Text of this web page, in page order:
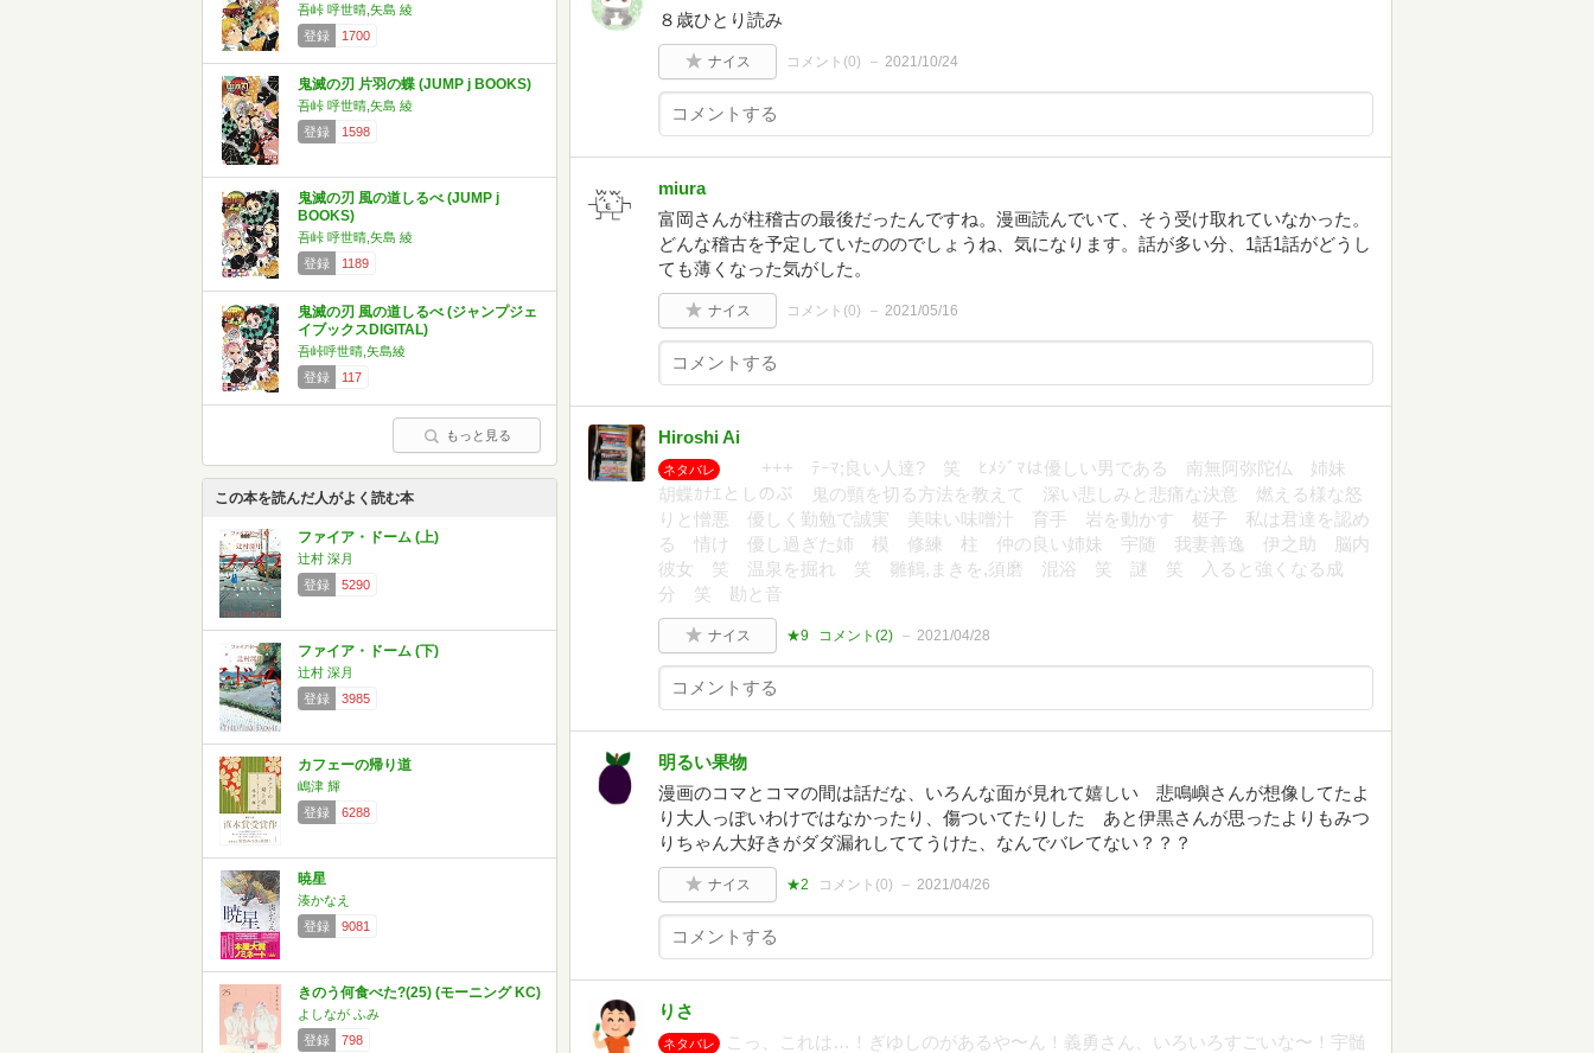
吾峠 呼世晴,矢島 綾
登録
1700
鬼滅の刃 片羽の蝶 (JUMP j BOOKS)
吾峠 呼世晴,矢島 綾
登録
1598
鬼滅の刃 風の道しるべ (JUMP j
BOOKS)
吾峠 呼世晴,矢島 綾
登録
1189
鬼滅の刃 風の道しるべ (ジャンプジェ
イブックスDIGITAL)
吾峠呼世晴,矢島綾
登録
117
もっと見る
この本を読んだ人がよく読む本
ファイア・ドーム (上)
辻村 深月
登録
5290
ファイア・ドーム (下)
辻村 深月
登録
3985
カフェーの帰り道
嶋津 輝
登録
6288
暁星
湊かなえ
登録
9081
きのう何食べた?(25) (モーニング KC)
よしなが ふみ
登録
798
８歳ひとり読み
ナイス コメント(0) 2021/10/24
miura
富岡さんが柱稽古の最後だったんですね。漫画読んでいて、そう受け取れていなかった。
どんな稽古を予定していたののでしょうね、気になります。話が多い分、1話1話がどうし
ても薄くなった気がした。
ナイス コメント(0) 2021/05/16
Hiroshi Ai
ネタバレ
+++ ﾃｰﾏ;良い人達? 笑 ﾋﾒｼﾞﾏは優しい男である 南無阿弥陀仏 姉妹
胡蝶ｶﾅｴとしのぶ 鬼の頸を切る方法を教えて 深い悲しみと悲痛な決意 燃える様な怒
りと憎悪 優しく勤勉で誠実 美味い味噌汁 育手 岩を動かす 梃子 私は君達を認め
る 情け 優し過ぎた姉 模 修練 柱 仲の良い姉妹 宇随 我妻善逸 伊之助 脳内
彼女 笑 温泉を掘れ 笑 雛鶴,まきを,須磨 混浴 笑 謎 笑 入ると強くなる成
分 笑 勘と音
ナイス ★9 コメント(2) 2021/04/28
明るい果物
漫画のコマとコマの間は話だな、いろんな面が見れて嬉しい 悲鳴嶼さんが想像してたよ
り大人っぽいわけではなかったり、傷ついてたりした あと伊黒さんが思ったよりもみつ
りちゃん大好きがダダ漏れしててうけた、なんでバレてない？？？
ナイス ★2 コメント(0) 2021/04/26
りさ
ネタバレ
こっ、これは…！ぎゆしのがあるや〜ん！義勇さん、いろいろすごいな〜！宇髄